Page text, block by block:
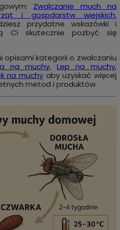
Zwalczanie much na
i gospdarstw wiejskich.
przydatne wskazówki i
Ci skutecznie pozbyć się
opisami kategorii o zwalczaniu
na muchy, Lep na muchy,
na muchy aby uzyskać więcej
metod i produktów.